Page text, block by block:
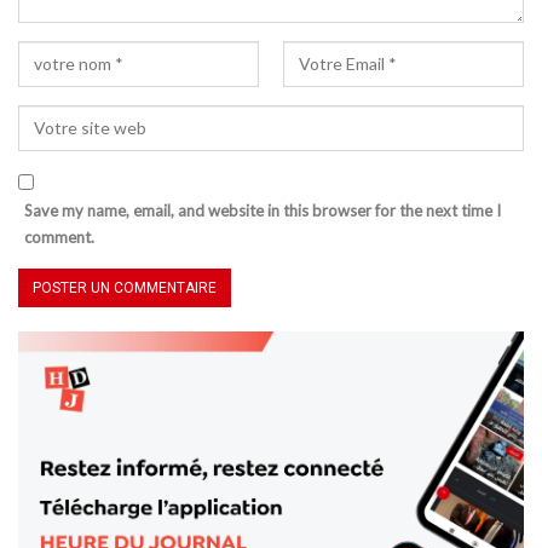
Save my name, email, and website in this browser for the next time I
comment.